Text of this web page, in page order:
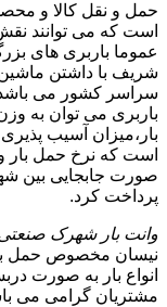
حمل و نقل کالا و
است که می توانند
عموما باربری های
شریف با داشتن
سراسر کشور می
باربری می توان به
بار،میزان آسیب
است که نرخ حمل بار
صورت جابجایی بین
پرداخت کرد.
وانت بار شهرک
نیسان مخصوص حمل
انواع بار به صورت
مشتریان گرامی می